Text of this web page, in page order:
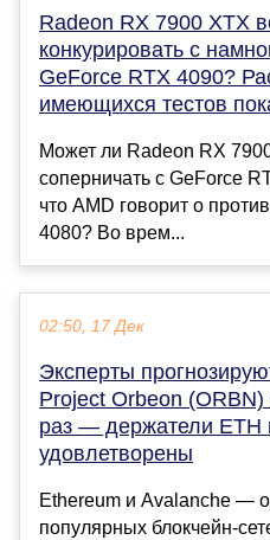
Radeon RX 7900 XTX
конкурировать с
GeForce RTX 4090?
имеющихся тестов
Может ли Radeon RX
соперничать с GeForce
что AMD говорит о
4080? Во врем...
02:50, 17 Дек
Эксперты
Project Orbeon
раз — держатели ETH
удовлетворены
Ethereum и Avalanche —
популярных блокчейн-